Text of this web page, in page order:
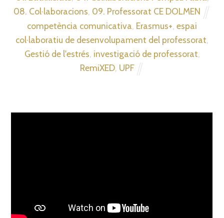
08. Col·laboracions, 09. Professorat CE DOLMEN
competència comunicativa, Erasmus+, espai
col·laboratiu de desenvolupament del professorat,
Gestió de l'estrés, investigació de professorat,
RemiXED, UPF